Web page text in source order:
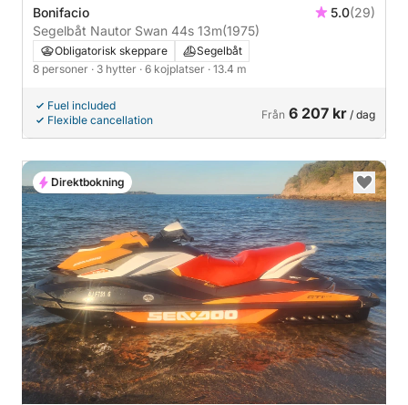
Bonifacio 5.0(29)
Segelbåt Nautor Swan 44s 13m(1975)
Obligatorisk skeppare
Segelbåt
8 personer · 3 hytter · 6 kojplatser · 13.4 m
Fuel included
Flexible cancellation
Från 6 207 kr / dag
Direktbokning